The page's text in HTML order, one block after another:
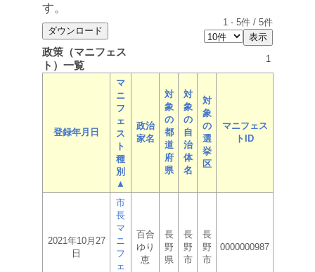
す。
1 - 5件 / 5件
政策（マニフェス
ト）一覧
1
登録年月日
マ
ニ
フ
ェ
ス
ト
種
別
▲
政治
家名
対
象
の
都
道
府
県
対
象
の
自
治
体
名
対
象
の
選
挙
区
マニフェス
トID
2021年10月27
日
市
長
マ
ニ
フ
ェ
百合
ゆり
恵
長
野
県
長
野
市
長
野
市
0000000987